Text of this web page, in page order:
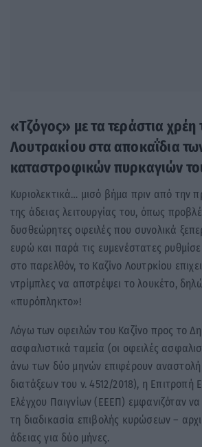
«Τζόγος» με τα τεράστια χρέη
Λουτρακίου στα αποκαΐδια
καταστροφικών πυρκαγιών
Κυριολεκτικά… μισό βήμα πριν από την
της άδειας λειτουργίας του, όπως
δυσθεώρητες οφειλές που συνολικά
ευρώ και παρά τις ευμενέστατες
στο παρελθόν, το Καζίνο Λουτρκίου
ντρίμπλες να αποτρέψει το λουκέτο,
«πυρόπληκτο»!
Λόγω των οφειλών του Καζίνο προς το
ασφαλιστικά ταμεία (οι οφειλές
άνω των δύο μηνών επιφέρουν
διατάξεων του ν. 4512/2018), η Επιτροπή
Ελέγχου Παιγνίων (ΕΕΕΠ) εμφανιζόταν να
τη διαδικασία επιβολής κυρώσεων –
άδειας για δύο μήνες.